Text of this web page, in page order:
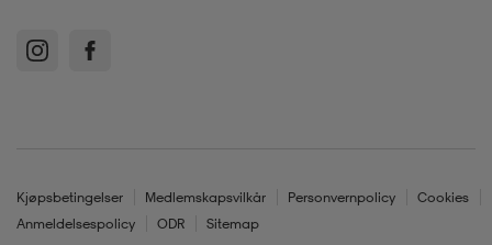
Kjøpsbetingelser Medlemskapsvilkår Personvernpolicy
Cookies
Anmeldelsespolicy
ODR Sitemap